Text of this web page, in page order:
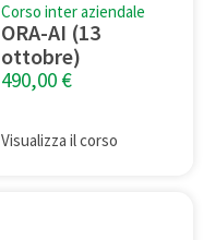
Corso inter aziendale
ORA-AI (13
ottobre)
490,00€
Visualizza il corso